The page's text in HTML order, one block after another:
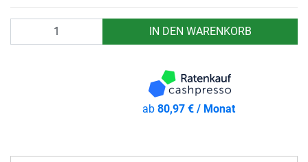
IN DEN WARENKORB
ab 80,97 € / Monat